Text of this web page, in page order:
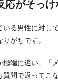
応がそっけ
いる男性に対し
がちです。
極端に遅い」「
質問で返ってこ